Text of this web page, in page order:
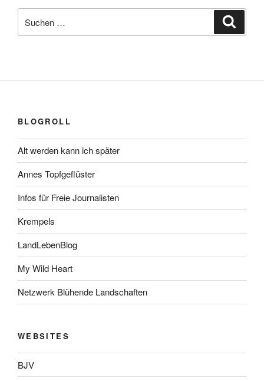
nach:
BLOGROLL
Alt werden kann ich später
Annes Topfgeflüster
Infos für Freie Journalisten
Krempels
LandLebenBlog
My Wild Heart
Netzwerk Blühende Landschaften
WEBSITES
BJV